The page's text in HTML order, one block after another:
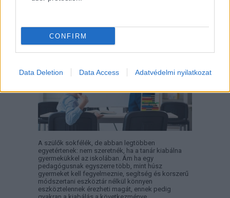
CONFIRM
Data Deletion Data Access Adatvédelmi nyilatkozat
A szülők sokfélék, de abban legtöbben
egyetértenek: nem szeretnék, ha a tanár kiabálna
gyermekükkel az iskolában. Ám ha egy
pedagógusnak egyszerre több, mint húsz
gyermeket kell fegyelmeznie, segítség és korszerű
módszertani eszköztár nélkül könnyen
eszköztelennek érezheti magát, ennek pedig